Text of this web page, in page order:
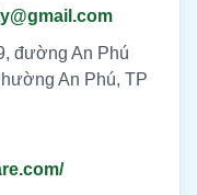
đường An Phú
An Phú, TP